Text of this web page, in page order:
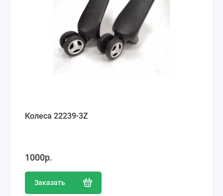
Колеса 22239-3Z
1000р.
Заказать